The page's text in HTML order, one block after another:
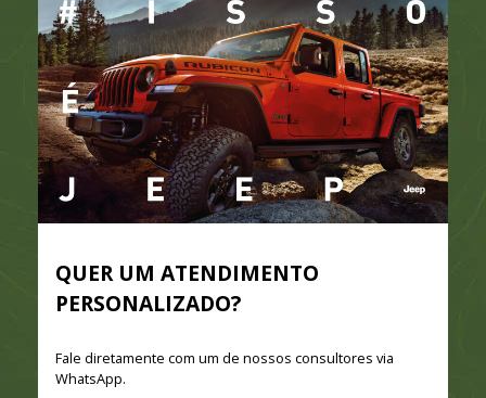
QUER UM ATENDIMENTO
PERSONALIZADO?
Fale diretamente com um de nossos consultores via
WhatsApp.